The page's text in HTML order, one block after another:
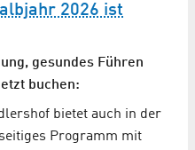
2026 ist
gesundes Führen
buchen:
bietet auch in der
Programm mit